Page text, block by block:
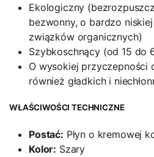
Ekologiczny
bezwonny, o bardzo
związków organicznych)
Szybkoschnący (od 15 do
O wysokiej przyczepności
również gładkich i
WŁAŚCIWOŚCI TECHNICZNE
Postać: Płyn o kremowej
Kolor: Szary